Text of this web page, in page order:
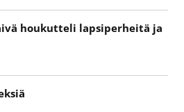
houkutteli lapsiperheitä ja